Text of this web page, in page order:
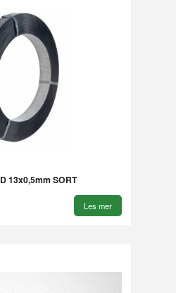
13x0,5mm SORT
Les mer